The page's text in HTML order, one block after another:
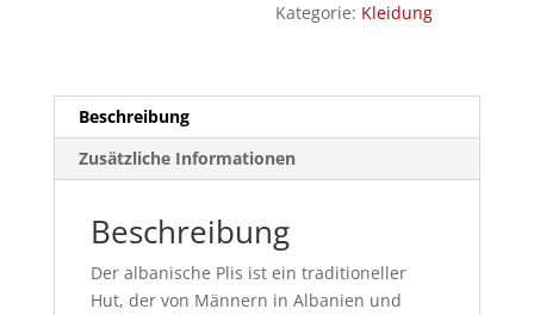
Kategorie: Kleidung
Beschreibung
Zusätzliche Informationen
Beschreibung
Der albanische Plis ist ein traditioneller
Hut, der von Männern in Albanien und